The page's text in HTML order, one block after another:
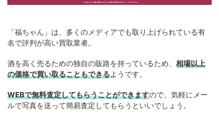
「福ちゃん」は、多くのメディアでも取り上げられている有
名で評判が高い買取業者。
酒を高く売るための独自の販路を持っているため、 相場以上
の価格で買い取ることもできるようです。
WEBで無料査定してもらうことができますので、気軽にメー
ルで写真を送って簡易査定してもらうといいでしょう。